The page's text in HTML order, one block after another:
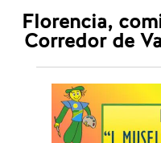
Florencia,
Corredor de